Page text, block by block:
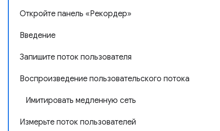
Откройте панель «Рекордер»
Введение
Запишите поток пользователя
Воспроизведение пользовательского потока
Имитировать медленную сеть
Измерьте поток пользователей